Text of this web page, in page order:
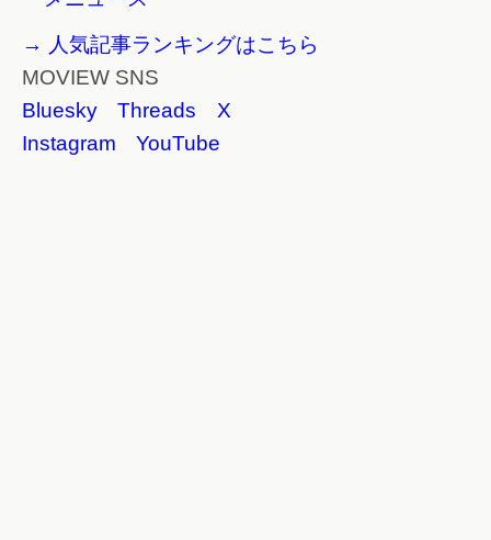
→ 人気記事ランキングはこちら
MOVIEW SNS
Bluesky
Threads
X
Instagram
YouTube